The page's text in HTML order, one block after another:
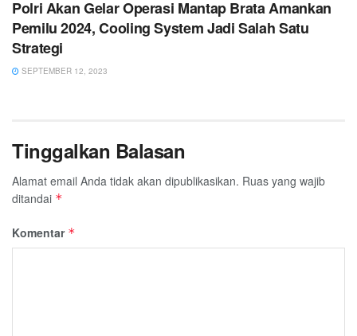
Polri Akan Gelar Operasi Mantap Brata Amankan
Pemilu 2024, Cooling System Jadi Salah Satu
Strategi
SEPTEMBER 12, 2023
Tinggalkan Balasan
Alamat email Anda tidak akan dipublikasikan. Ruas yang wajib
ditandai *
Komentar *